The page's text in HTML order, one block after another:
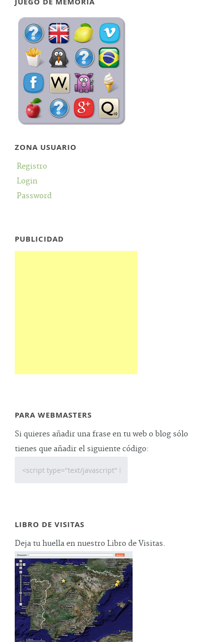
ZONA USUARIO
Registro
Login
Password
PUBLICIDAD
PARA WEBMASTERS
Si quieres añadir una frase en tu web o blog sólo
tienes que añadir el siguiente código:
LIBRO DE VISITAS
Deja tu huella en nuestro Libro de Visitas.